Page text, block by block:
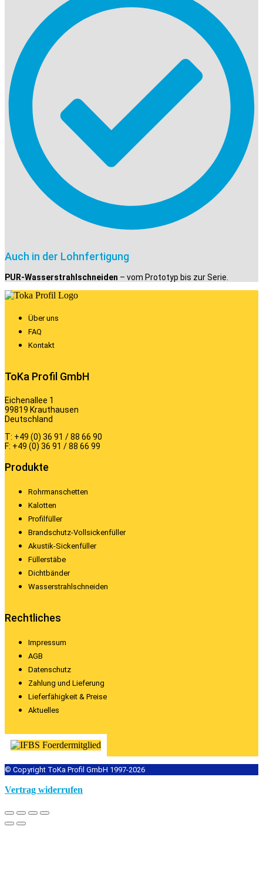
Auch in der Lohnfertigung
PUR-Wasserstrahlschneiden – vom Prototyp bis zur Serie.
Über uns
FAQ
Kontakt
ToKa Profil GmbH
Eichenallee 1
99819 Krauthausen
Deutschland
T: +49 (0) 36 91 / 88 66 90
F: +49 (0) 36 91 / 88 66 99
Produkte
Rohrmanschetten
Kalotten
Profilfüller
Brandschutz-Vollsickenfüller
Akustik-Sickenfüller
Füllerstäbe
Dichtbänder
Wasserstrahlschneiden
Rechtliches
Impressum
AGB
Datenschutz
Zahlung und Lieferung
Lieferfähigkeit & Preise
Aktuelles
© Copyright ToKa Profil GmbH 1997-2026
Vertrag widerrufen